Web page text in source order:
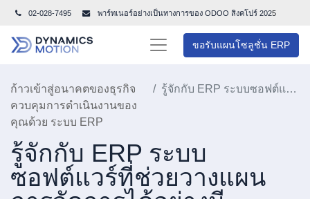
02-028-7495 พาร์ทเนอร์อย่างเป็นทางการของ ODOO สิงคโปร์ 2025
ขอรับแผนโซลูชั่น ERP
ก้าวเข้าสู่อนาคตของธุรกิจ
ควบคุมการดำเนินงานของ
คุณด้วย ระบบ ERP
รู้จักกับ ERP ระบบซอฟต์แวร์ที่ช่วยวางแผนการจัดการได้อย่างมีประสิทธิภาพ
รู้จักกับ ERP ระบบ
ซอฟต์แวร์ที่ช่วยวางแผน